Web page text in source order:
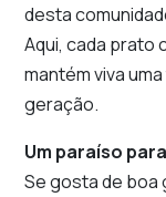
desta
Aqui, cada prato
mantém viva
geração.
Um paraíso
Se gosta de boa